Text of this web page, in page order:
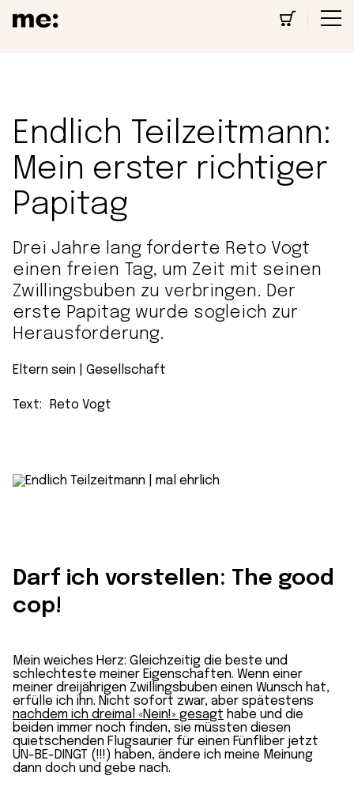
Endlich Teilzeitmann:
Mein erster richtiger
Papitag
Drei Jahre lang forderte Reto Vogt
einen freien Tag, um Zeit mit seinen
Zwillingsbuben zu verbringen. Der
erste Papitag wurde sogleich zur
Herausforderung.
Eltern sein Gesellschaft
Text: Reto Vogt
Darf ich vorstellen: The good
cop!
Mein weiches Herz: Gleichzeitig die beste und
schlechteste meiner Eigenschaften. Wenn einer
meiner dreijährigen Zwillingsbuben einen Wunsch hat,
erfülle ich ihn. Nicht sofort zwar, aber spätestens
nachdem ich dreimal «Nein!» gesagt habe und die
beiden immer noch finden, sie müssten diesen
quietschenden Flugsaurier für einen Fünfliber jetzt
UN-BE-DINGT (!!!) haben, ändere ich meine Meinung
dann doch und gebe nach.